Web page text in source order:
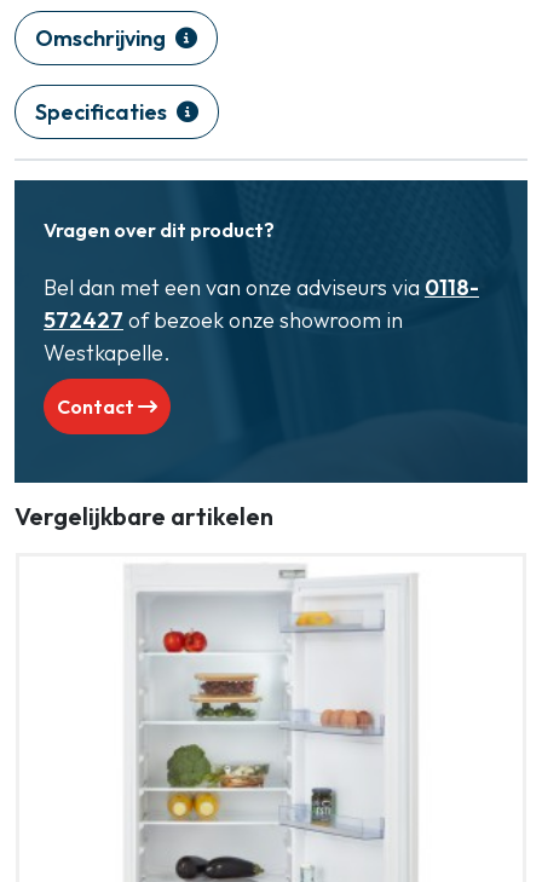
Omschrijving
Specificaties
Vragen over dit product?
Bel dan met een van onze adviseurs via 0118-
572427 of bezoek onze showroom in
Westkapelle.
Contact
Vergelijkbare artikelen